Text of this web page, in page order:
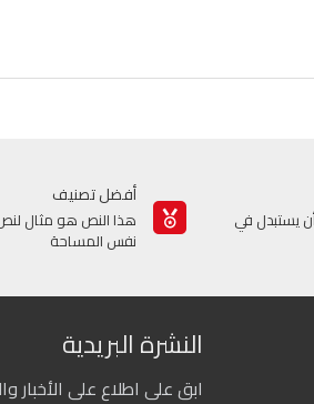
يستبدل في
أفضل تصنيف
هذا النص هو مثال
نفس المساحة
النشرة البريدية
ابق على اطلاع على الأخبار